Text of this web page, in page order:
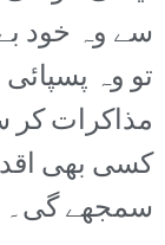
سے وہ خود
تو وہ
مذاکرات
کسی بھی
سمجھے گی۔